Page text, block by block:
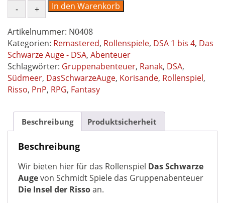
Insel
der
Risso
Abenteuer
015
Das
Schwarze
DSA2
Gruppenabenteuer
Südmeer-
Tetralogie
remastered
Menge
In den Warenkorb
Artikelnummer: N0408
Kategorien: Remastered, Rollenspiele, DSA 1 bis 4, Das
Schwarze Auge - DSA, Abenteuer
Schlagwörter: Gruppenabenteuer, Ranak, DSA,
Südmeer, DasSchwarzeAuge, Korisande, Rollenspiel,
Risso, PnP, RPG, Fantasy
Beschreibung Produktsicherheit
Beschreibung
Wir bieten hier für das Rollenspiel Das Schwarze
Augevon Schmidt Spiele das Gruppenabenteuer
Die Insel der Rissoan.